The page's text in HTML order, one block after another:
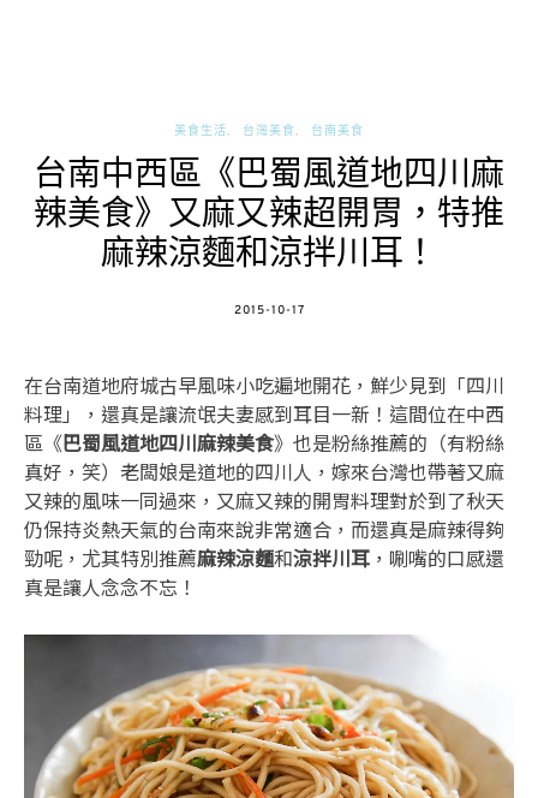
美食生活 台灣美食 台南美食
台南中西區《巴蜀風道地四川麻
辣美食》又麻又辣超開胃，特推
麻辣涼麵和涼拌川耳！
POSTED
2015-10-17
在台南道地府城古早風味小吃遍地開花，鮮少見到「四川
料理」，還真是讓流氓夫妻感到耳目一新！這間位在中西
區《巴蜀風道地四川麻辣美食》也是粉絲推薦的（有粉絲
真好，笑）老闆娘是道地的四川人，嫁來台灣也帶著又麻
又辣的風味一同過來，又麻又辣的開胃料理對於到了秋天
仍保持炎熱天氣的台南來說非常適合，而還真是麻辣得夠
勁呢，尤其特別推薦麻辣涼麵和涼拌川耳 ，唰嘴的口感還
真是讓人念念不忘！